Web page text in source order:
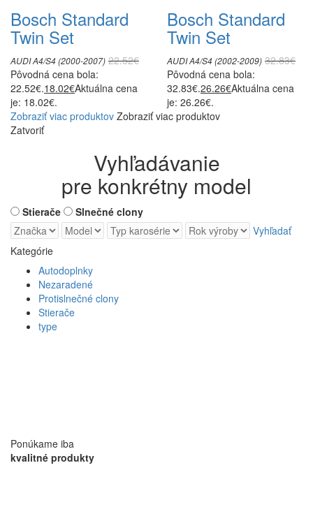
Bosch Standard
Twin Set
AUDI A4/S4 (2000-2007) 22.52€
Pôvodná cena bola:
22.52€.18.02€Aktuálna cena
je: 18.02€.
Bosch Standard
Twin Set
AUDI A4/S4 (2002-2009) 32.83€
Pôvodná cena bola:
32.83€.26.26€Aktuálna cena
je: 26.26€.
Zobraziť viac produktov Zobraziť viac produktov
Zatvoriť
Vyhľadávanie
pre konkrétny model
Stierače
Slnečné clony
Vyhľadať
Kategórie
Autodoplnky
Nezaradené
Protislnečné clony
Stierače
type
Ponúkame iba
kvalitné produkty